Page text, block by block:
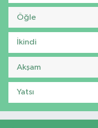
Öğle
İkindi
Akşam
Yatsı